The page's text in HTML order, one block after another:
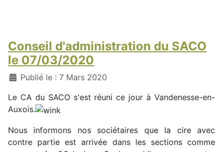
Conseil d'administration du SACO
le 07/03/2020
DétailsPublié le : 7 Mars 2020
Le CA du SACO s'est réuni ce jour à Vandenesse-en-
Auxois.
Nous informons nos sociétaires que la cire avec
contre partie est arrivée dans les sections comme